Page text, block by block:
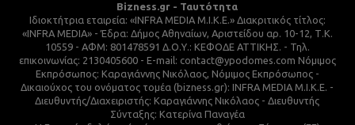
Bizness.gr - Ταυτότητα
Ιδιοκτήτρια εταιρεία: «INFRA MEDIA M.I.K.E.» Διακριτικός τίτλος:
«INFRA MEDIA» - Έδρα: Δήμος Αθηναίων, Αριστείδου αρ. 10-12, Τ.Κ.
10559 - ΑΦΜ: 801478591 Δ.Ο.Υ.: ΚΕΦΟΔΕ ΑΤΤΙΚΗΣ. - Τηλ.
επικοινωνίας: 2130405600 - E-mail: contact@ypodomes.com Νόμιμος
Εκπρόσωπος: Καραγιάννης Νικόλαος, Νόμιμος Εκπρόσωπος -
Δικαιούχος του ονόματος τομέα (bizness.gr): INFRA MEDIA M.I.K.E. -
Διευθυντής/Διαχειριστής: Καραγιάννης Νικόλαος - Διευθυντής
Σύνταξης: Κατερίνα Παναγέα